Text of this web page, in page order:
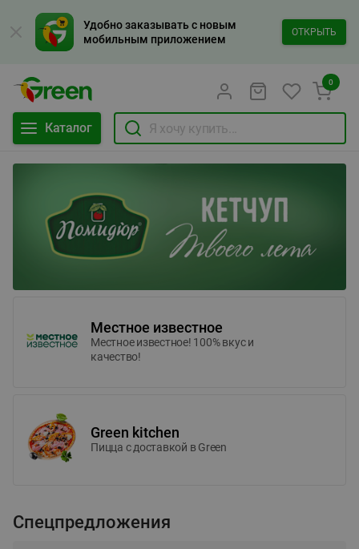
Удобно заказывать с новым
мобильным приложением
ОТКРЫТЬ
Каталог
0
Местное известное
Местное известное! 100% вкус и
качество!
Green kitchen
Пицца c доставкой в Green
Спецпредложения